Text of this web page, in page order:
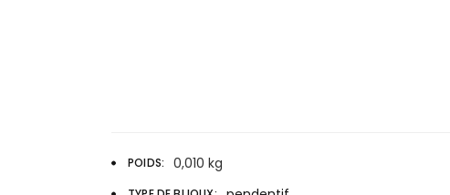
POIDS 0,010 kg